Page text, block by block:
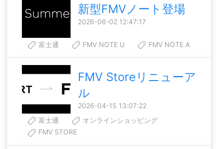
新型FMVノート登場
2026-06-02 12:47:17
富士通 FMV NOTE U FMV NOTE A
FMV Storeリニューア
ル
2026-04-15 13:07:22
富士通
オンラインショッピング
FMV STORE